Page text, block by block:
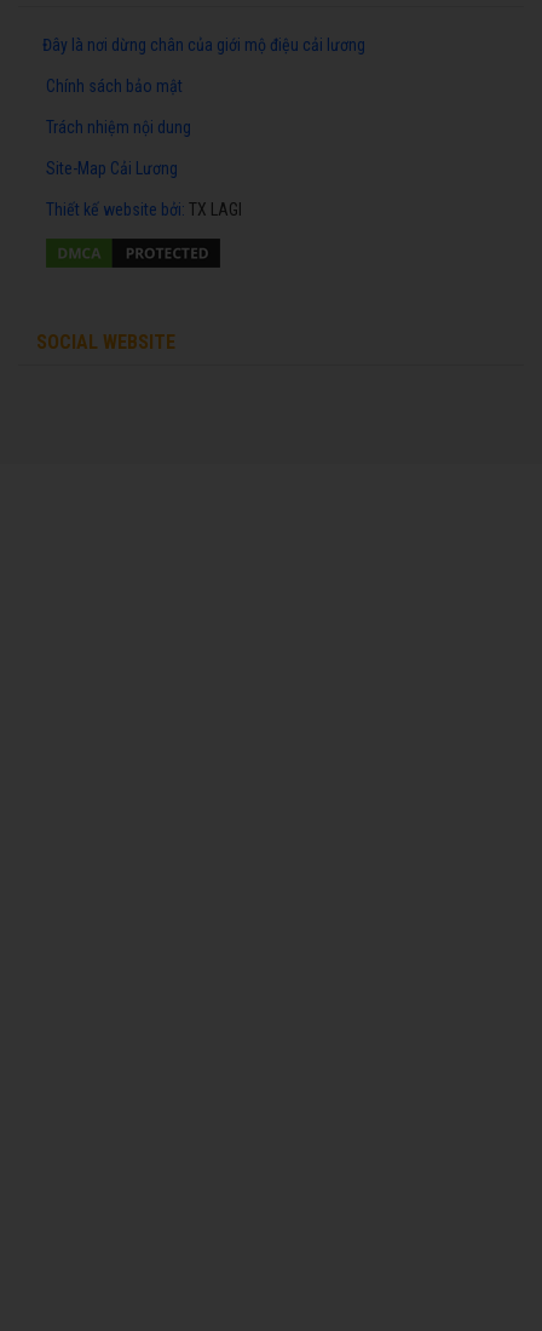
Đây là nơi dừng chân của giới mộ điệu cải lương
Chính sách bảo mật
Trách nhiệm nội dung
Site-Map Cải Lương
Thiết kế website bởi: TX LAGI
SOCIAL WEBSITE